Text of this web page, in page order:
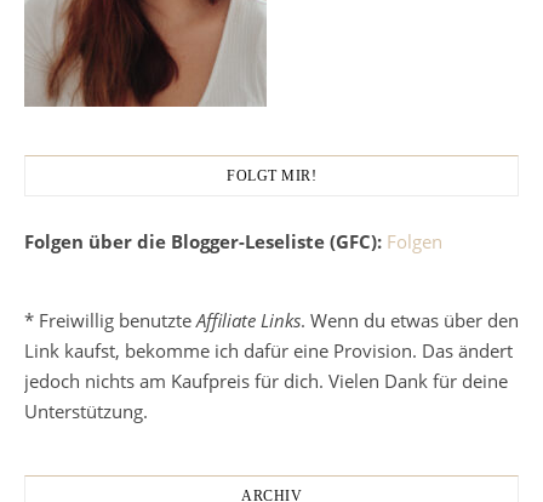
FOLGT MIR!
Folgen über die Blogger-Leseliste (GFC): Folgen
* Freiwillig benutzte Affiliate Links. Wenn du etwas über den
Link kaufst, bekomme ich dafür eine Provision. Das ändert
jedoch nichts am Kaufpreis für dich. Vielen Dank für deine
Unterstützung.
ARCHIV